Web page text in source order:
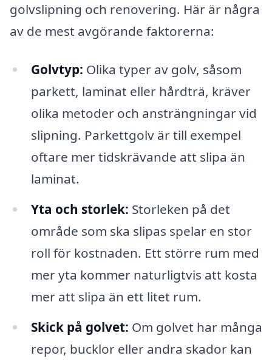
golvslipning och renovering. Här är några
av de mest avgörande faktorerna:
Golvtyp: Olika typer av golv, såsom
parkett, laminat eller hårdträ, kräver
olika metoder och ansträngningar vid
slipning. Parkettgolv är till exempel
oftare mer tidskrävande att slipa än
laminat.
Yta och storlek: Storleken på det
område som ska slipas spelar en stor
roll för kostnaden. Ett större rum med
mer yta kommer naturligtvis att kosta
mer att slipa än ett litet rum.
Skick på golvet: Om golvet har många
repor, bucklor eller andra skador kan